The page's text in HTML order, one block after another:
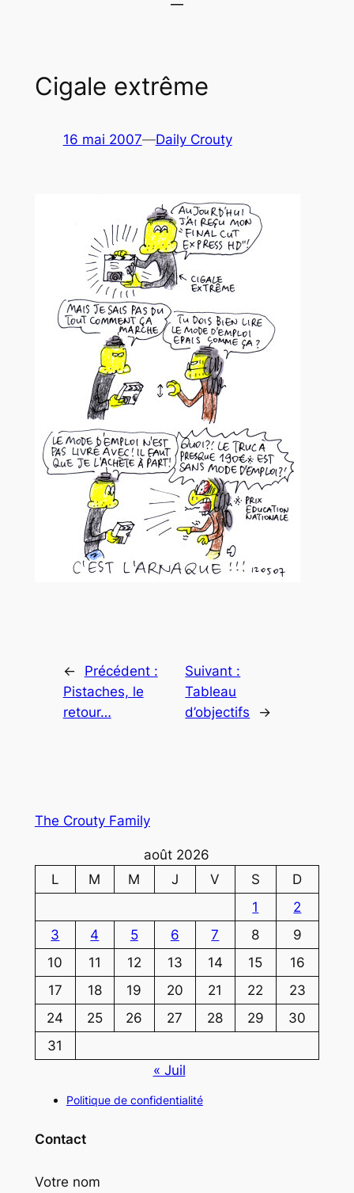
Cigale extrême
16 mai 2007—Daily Crouty
←
Précédent :
Pistaches, le
retour…
Suivant :
Tableau
d’objectifs
→
The Crouty Family
août 2026
L
M M J V S
D
1
2
3
4 5 6 7 8
9
10
11 12 13 14 15
16
17
18 19 20 21 22
23
24
25 26 27 28 29
30
31
« Juil
Politique de confidentialité
Contact
Votre nom